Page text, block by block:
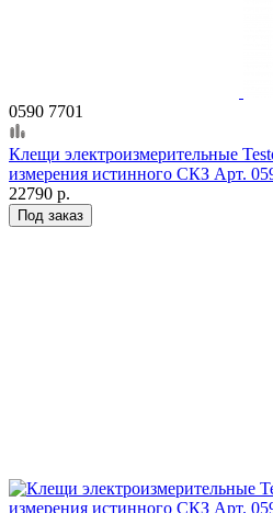
0590 7701
Клещи электроизмерительные
измерения истинного СКЗ Арт.
22790 р.
Под заказ